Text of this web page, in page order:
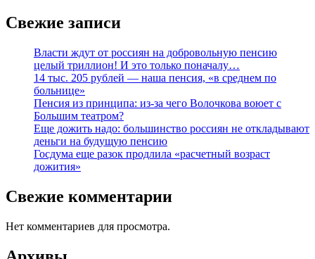
Свежие записи
Власти ждут от россиян на добровольную пенсию
целый триллион! И это только поначалу…
14 тыс. 205 рублей — наша пенсия, «в среднем по
больнице»
Пенсия из принципа: из-за чего Волочкова воюет с
Большим театром?
Еще дожить надо: большинство россиян не откладывают
деньги на будущую пенсию
Госдума еще разок продлила «расчетный возраст
дожития»
Свежие комментарии
Нет комментариев для просмотра.